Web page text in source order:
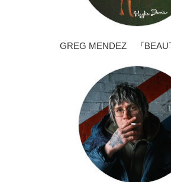
GREG MENDEZ 『